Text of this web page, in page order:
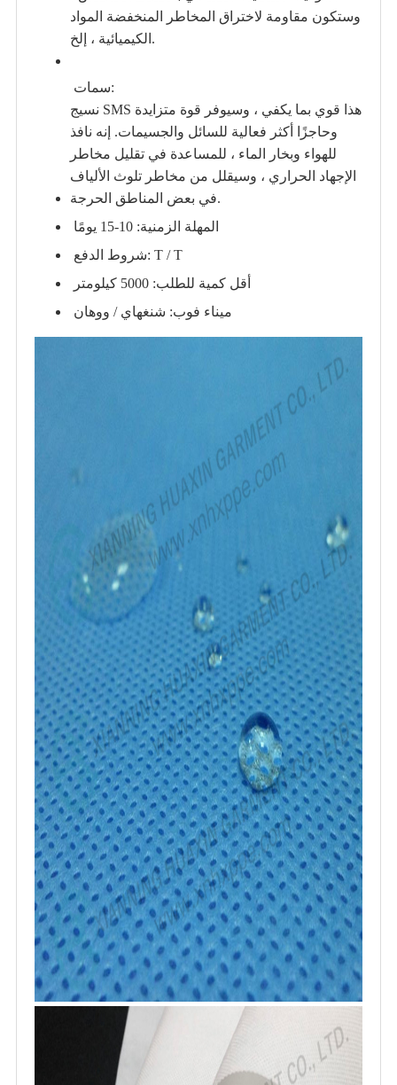
وستكون مقاومة لاختراق المخاطر المنخفضة المواد
الكيميائية ، إلخ.
سمات:
نسيج SMS هذا قوي بما يكفي ، وسيوفر قوة متزايدة
وحاجزًا أكثر فعالية للسائل والجسيمات. إنه نافذ
للهواء وبخار الماء ، للمساعدة في تقليل مخاطر
الإجهاد الحراري ، وسيقلل من مخاطر تلوث الألياف
في بعض المناطق الحرجة.
المهلة الزمنية: 10-15 يومًا
شروط الدفع: T / T
أقل كمية للطلب: 5000 كيلومتر
ميناء فوب: شنغهاي / ووهان